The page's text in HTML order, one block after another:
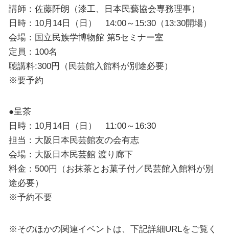
講師：佐藤阡朗（漆工、日本民藝協会専務理事）
日時：10月14日（日） 14:00～15:30（13:30開場）
会場：国立民族学博物館 第5セミナー室
定員：100名
聴講料:300円（民芸館入館料が別途必要）
※要予約
●呈茶
日時：10月14日（日） 11:00～16:30
担当：大阪日本民芸館友の会有志
会場：大阪日本民芸館 渡り廊下
料金：500円（お抹茶とお菓子付／民芸館入館料が別
途必要）
※予約不要
※そのほかの関連イベントは、下記詳細URLをご覧く